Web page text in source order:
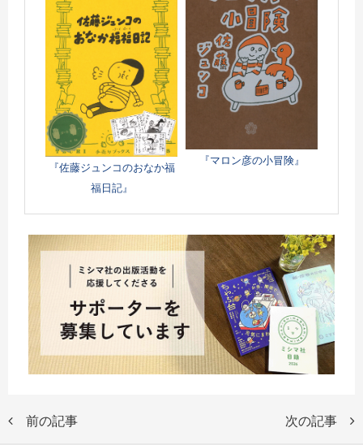
『佐藤ジュンコのおなか福
福日記』
『マロン彦の小冒険』
前の記事 次の記事